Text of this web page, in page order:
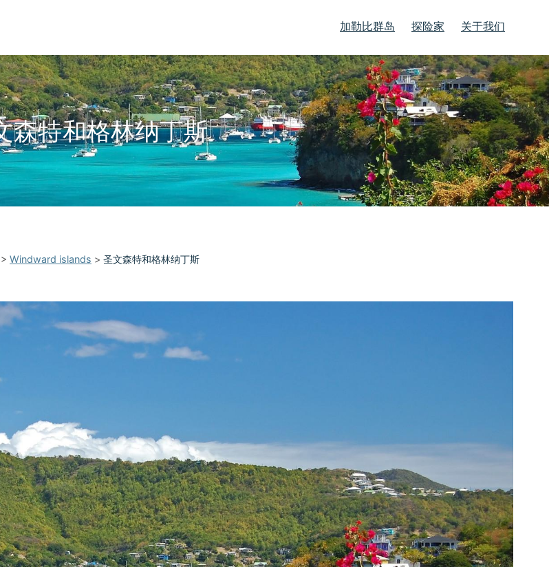
加勒比群岛 探险家 关于我们
森特和格林纳丁斯
> Windward islands > 圣文森特和格林纳丁斯